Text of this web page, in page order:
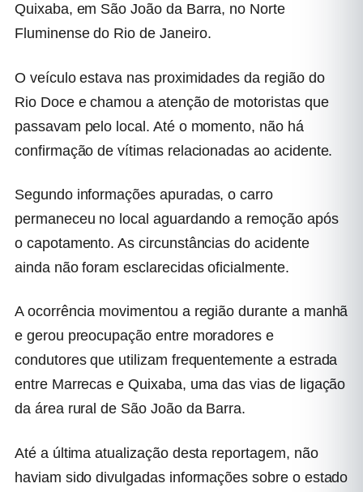
Quixaba, em São João da Barra, no Norte
Fluminense do Rio de Janeiro.
O veículo estava nas proximidades da região do
Rio Doce e chamou a atenção de motoristas que
passavam pelo local. Até o momento, não há
confirmação de vítimas relacionadas ao acidente.
Segundo informações apuradas, o carro
permaneceu no local aguardando a remoção após
o capotamento. As circunstâncias do acidente
ainda não foram esclarecidas oficialmente.
A ocorrência movimentou a região durante a manhã
e gerou preocupação entre moradores e
condutores que utilizam frequentemente a estrada
entre Marrecas e Quixaba, uma das vias de ligação
da área rural de São João da Barra.
Até a última atualização desta reportagem, não
haviam sido divulgadas informações sobre o estado